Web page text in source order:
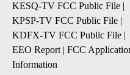
KESQ-TV FCC Public File |
KPSP-TV FCC Public File |
KDFX-TV FCC Public File |
EEO Report | FCC
Information